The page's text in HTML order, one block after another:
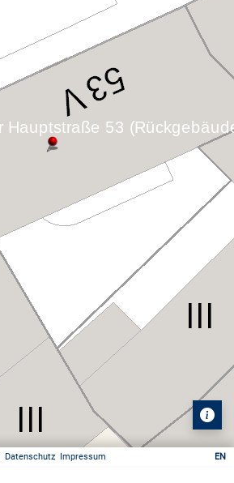
Datenschutz Impressum EN